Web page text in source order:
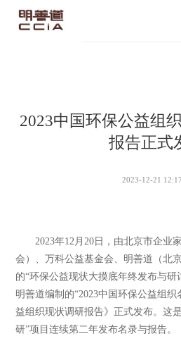
2023中国环保公益组
报告正式
2023-12-21
2023年12月20日，由北京市企业
会）、万科公益基金会、明善道（北
的“环保公益现状大摸底年终发布与研
明善道编制的“2023中国环保公益组织
益组织现状调研报告》正式发布。这
研”项目连续第二年发布名录与报告。